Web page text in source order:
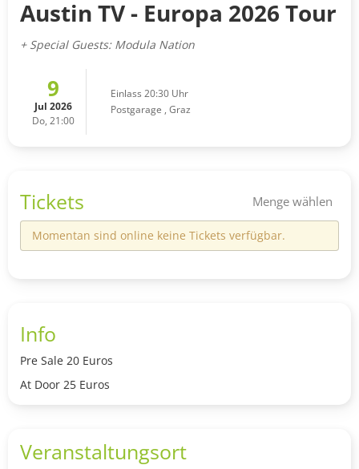
Austin TV - Europa 2026 Tour
+ Special Guests: Modula Nation
9
Jul 2026
Do, 21:00
Einlass 20:30 Uhr
Postgarage , Graz
Tickets Menge wählen
Momentan sind online keine Tickets verfügbar.
Info
Pre Sale 20 Euros
At Door 25 Euros
Veranstaltungsort